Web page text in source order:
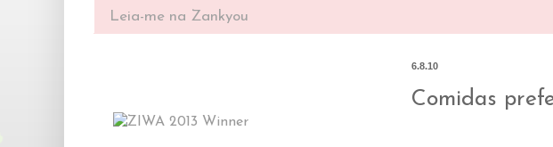
Leia-me na Zankyou
6.8.10
Comidas